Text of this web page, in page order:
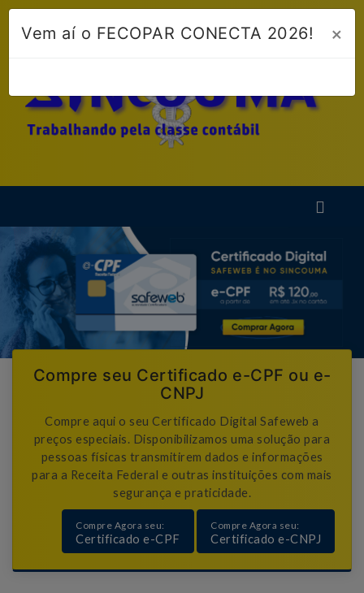
Compre seu Certificado e-CPF ou e-
CNPJ
Compre aqui o seu Certificado Digital Safeweb a
preços especiais. Disponibilizamos uma solução para
pessoas físicas transmitirem dados e informações
para a Receita Federal e outras instituições com mais
segurança e praticidade.
Compre Agora seu:
Certificado e-CPF
Compre Agora seu:
Certificado e-CNPJ
Vem aí o FECOPAR CONECTA 2026! ×